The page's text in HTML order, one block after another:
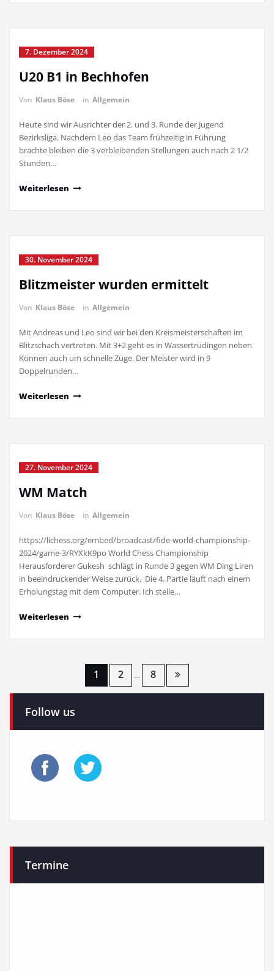
7. Dezember 2024
U20 B1 in Bechhofen
Von Klaus Böse in Allgemein
Heute sind wir Ausrichter der 2. und 3. Runde der Jugend
Bezirksliga. Nachdem Leo das Team frühzeitig in Führung
brachte bleiben die 3 verbleibenden Stellungen auch nach 2 1/2
Stunden…
Weiterlesen
30. November 2024
Blitzmeister wurden ermittelt
Von Klaus Böse in Allgemein
Mit Andreas und Leo sind wir bei den Kreismeisterschaften im
Blitzschach vertreten. Mit 3+2 geht es in Wassertrüdingen neben
Können auch um schnelle Züge. Der Meister wird in 9
Doppelrunden…
Weiterlesen
27. November 2024
WM Match
Von Klaus Böse in Allgemein
https://lichess.org/embed/broadcast/fide-world-championship-
2024/game-3/RYXkK9po World Chess Championship
Herausforderer Gukesh schlägt in Runde 3 gegen WM Ding Liren
in beeindruckender Weise zurück. Die 4. Partie läuft nach einem
Erholungstag mit dem Computer. Ich stelle…
Weiterlesen
Seitennummerierung
Beiträge
1 2 … 8
Follow us
Termine